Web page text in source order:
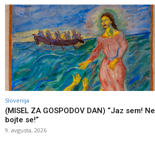
Slovenija
(MISEL ZA GOSPODOV DAN) “Jaz sem! Ne
bojte se!”
9. avgusta, 2026